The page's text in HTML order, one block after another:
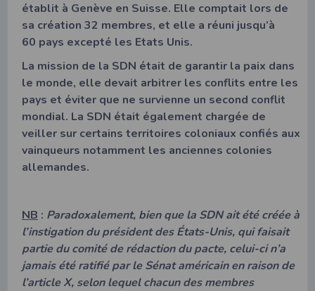
établit à Genève en Suisse. Elle comptait lors de
sa création 32 membres, et elle a réuni jusqu’à
60 pays excepté les Etats Unis.
La mission de la SDN était de garantir la paix dans
le monde, elle devait arbitrer les conflits entre les
pays et éviter que ne survienne un second conflit
mondial. La SDN était également chargée de
veiller sur certains territoires coloniaux confiés aux
vainqueurs notamment les anciennes colonies
allemandes.
NB : Paradoxalement, bien que la SDN ait été créée à
l’instigation du président des États-Unis, qui faisait
partie du comité de rédaction du pacte, celui-ci n’a
jamais été ratifié par le Sénat américain en raison de
l’article X, selon lequel chacun des membres